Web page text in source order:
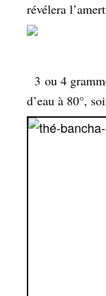
révélera
3 ou 4
d’eau à 80°,